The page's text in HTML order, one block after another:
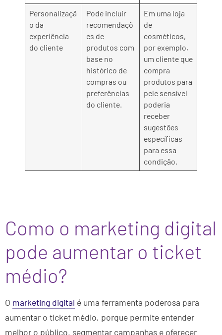
Personalizaçã
o da
experiência
do cliente
Pode incluir
recomendaçõ
es de
produtos com
base no
histórico de
compras ou
preferências
do cliente.
Em uma loja
de
cosméticos,
por exemplo,
um cliente que
compra
produtos para
pele sensível
poderia
receber
sugestões
específicas
para essa
condição.
Como o marketing digital
pode aumentar o ticket
médio?
O marketing digital é uma ferramenta poderosa para
aumentar o ticket médio, porque permite entender
melhor o público, segmentar campanhas e oferecer